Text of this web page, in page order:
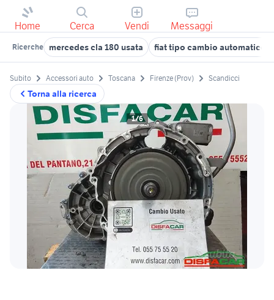
Home Cerca Vendi Messaggi
Ricerche mercedes cla 180 usata fiat tipo cambio automatico
Torna alla ricerca
Subito Accessori auto Toscana Firenze (Prov) Scandicci
1/6